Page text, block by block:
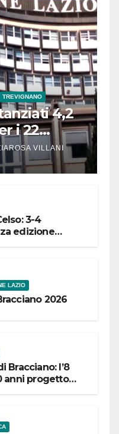
TREVIGNANO
4,2
i 22
VILLANI
3-4
edizione
LAZIO
2026
Bracciano: l’8
anni progetto